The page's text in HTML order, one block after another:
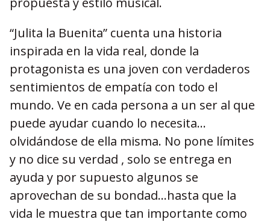
“Julita la Buenita” cuenta una historia
inspirada en la vida real, donde la
protagonista es una joven con verdaderos
sentimientos de empatía con todo el
mundo. Ve en cada persona a un ser al que
puede ayudar cuando lo necesita…
olvidándose de ella misma. No pone límites
y no dice su verdad , solo se entrega en
ayuda y por supuesto algunos se
aprovechan de su bondad…hasta que la
vida le muestra que tan importante como